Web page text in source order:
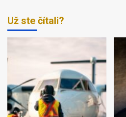
Už ste čítali?